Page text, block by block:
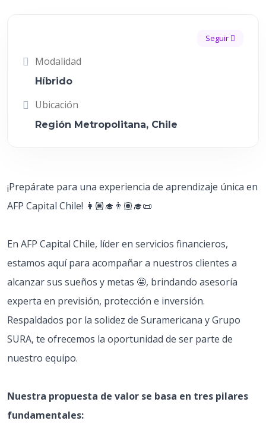
Seguir
Modalidad
Híbrido
Ubicación
Región Metropolitana, Chile
¡Prepárate para una experiencia de aprendizaje única en
AFP Capital Chile! 👩🏽‍🎓👨🏽‍🎓📜
En AFP Capital Chile, líder en servicios financieros,
estamos aquí para acompañar a nuestros clientes a
alcanzar sus sueños y metas 🤩, brindando asesoría
experta en previsión, protección e inversión.
Respaldados por la solidez de Suramericana y Grupo
SURA, te ofrecemos la oportunidad de ser parte de
nuestro equipo.
Nuestra propuesta de valor se basa en tres pilares
fundamentales: